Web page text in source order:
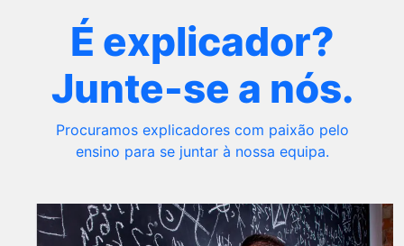
É explicador?
Junte-se a nós.
Procuramos explicadores com paixão pelo
ensino para se juntar à nossa equipa.